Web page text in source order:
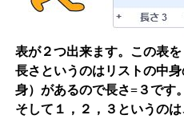
表が２つ出来ます。この表を
長さというのはリストの中
身）があるので長さ=３です。
そして１，２，３というの